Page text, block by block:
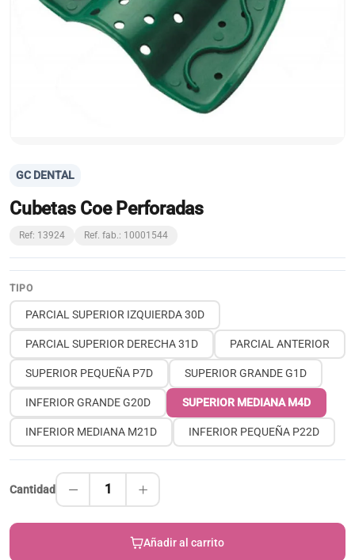
GC DENTAL
Cubetas Coe Perforadas
Ref: 13924 Ref. fab.: 10001544
TIPO
PARCIAL SUPERIOR IZQUIERDA 30D
PARCIAL SUPERIOR DERECHA 31D PARCIAL ANTERIOR
SUPERIOR PEQUEÑA P7D SUPERIOR GRANDE G1D
INFERIOR GRANDE G20D SUPERIOR MEDIANA M4D
INFERIOR MEDIANA M21D INFERIOR PEQUEÑA P22D
Cantidad 1
Añadir al carrito